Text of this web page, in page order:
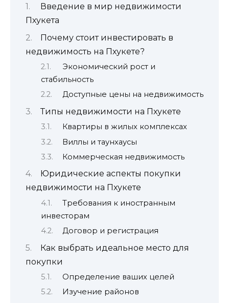
Введение в мир недвижимости
Пхукета
Почему стоит инвестировать в
недвижимость на Пхукете?
Экономический рост и
стабильность
Доступные цены на недвижимость
Типы недвижимости на Пхукете
Квартиры в жилых комплексах
Виллы и таунхаусы
Коммерческая недвижимость
Юридические аспекты покупки
недвижимости на Пхукете
Требования к иностранным
инвесторам
Договор и регистрация
Как выбрать идеальное место для
покупки
Определение ваших целей
Изучение районов